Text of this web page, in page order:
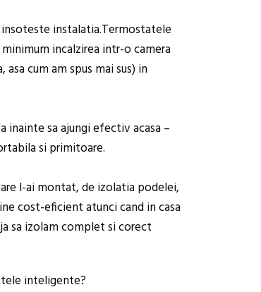
instalatia.Termostatele
incalzirea intr-o camera
cum am spus mai sus) in
sa ajungi efectiv acasa –
si primitoare.
l-ai montat, de izolatia podelei,
cost-eficient atunci cand in casa
sa izolam complet si corect
inteligente?